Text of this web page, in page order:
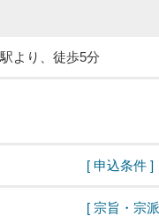
より、徒歩5分
[ 申込条件 ]
[ 宗旨・宗